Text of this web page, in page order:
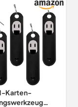
und HTC Telefon
Karten-